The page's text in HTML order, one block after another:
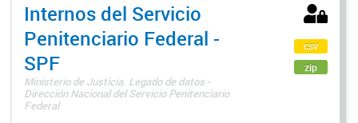
Internos del Servicio
Penitenciario Federal -
SPF
Ministerio de Justicia. Legado de datos -
Dirección Nacional del Servicio Penitenciario
Federal
csv
zip